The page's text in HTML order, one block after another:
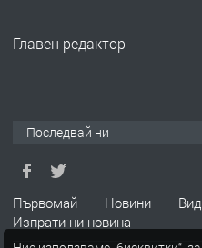
ТЪРСИ Търсим
Главен редактор
Последвай ни
Първомай Новини
Изпрати ни новина